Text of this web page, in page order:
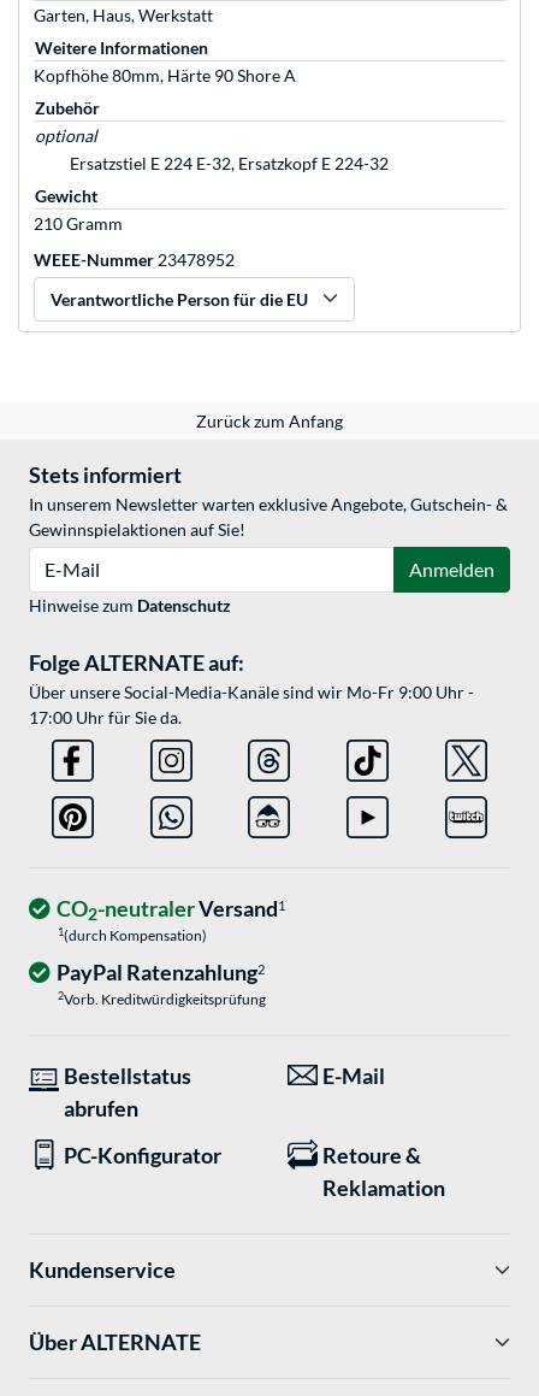
Garten, Haus, Werkstatt
Weitere Informationen
Kopfhöhe 80mm, Härte 90 Shore A
Zubehör
optional
Ersatzstiel E 224 E-32, Ersatzkopf E 224-32
Gewicht
210 Gramm
WEEE-Nummer 23478952
Verantwortliche Person für die EU
Zurück zum Anfang
Stets informiert
In unserem Newsletter warten exklusive Angebote, Gutschein- &
Gewinnspielaktionen auf Sie!
Anmelden
Hinweise zum Datenschutz
Folge ALTERNATE auf:
Über unsere Social-Media-Kanäle sind wir Mo-Fr 9:00 Uhr -
17:00 Uhr für Sie da.
CO2-neutralerVersand1
1(durch Kompensation)
PayPal Ratenzahlung2
2Vorb. Kreditwürdigkeitsprüfung
Bestellstatus
abrufen
E-Mail
PC-Konfigurator
Retoure &
Reklamation
Kundenservice
Über ALTERNATE